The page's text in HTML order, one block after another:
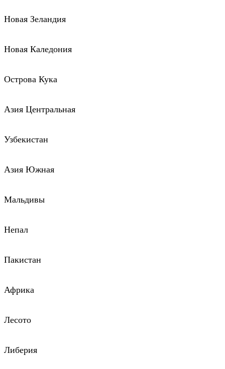
Новая Зеландия
Новая Каледония
Острова Кука
Азия Центральная
Узбекистан
Азия Южная
Мальдивы
Непал
Пакистан
Африка
Лесото
Либерия